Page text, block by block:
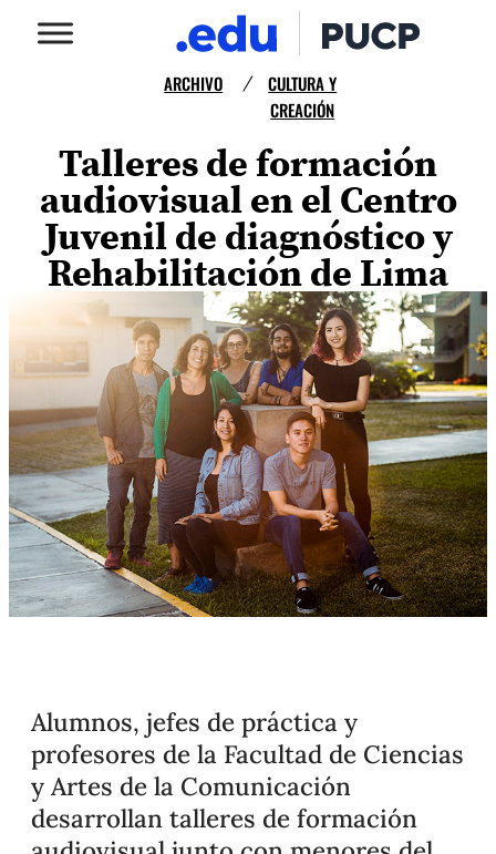
ARCHIVO /
CULTURA Y
CREACIÓN
Talleres de formación
audiovisual en el Centro
Juvenil de diagnóstico y
Rehabilitación de Lima
Alumnos, jefes de práctica y
profesores de la Facultad de Ciencias
y Artes de la Comunicación
desarrollan talleres de formación